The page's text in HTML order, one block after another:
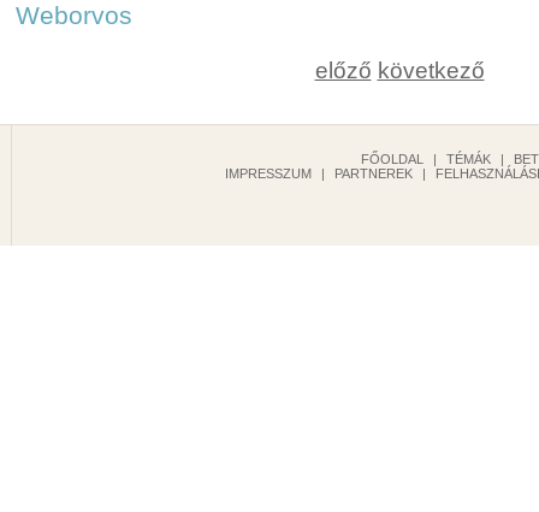
Weborvos
előző következő
FŐOLDAL | TÉMÁK |
IMPRESSZUM
| PARTNEREK |